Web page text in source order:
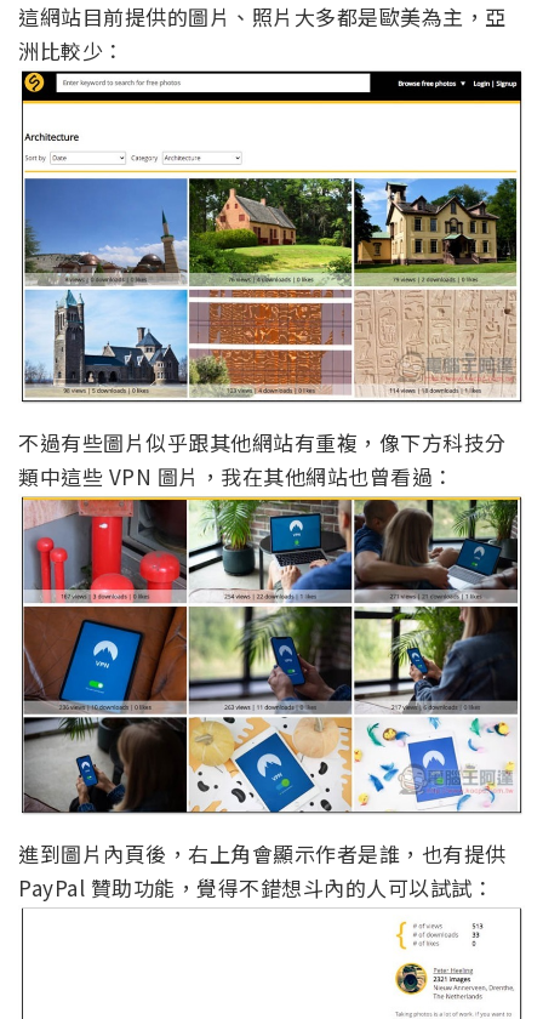
這網站目前提供的圖片、照片大多都是歐美為主，亞
洲比較少：
不過有些圖片似乎跟其他網站有重複，像下方科技分
類中這些 VPN 圖片，我在其他網站也曾看過：
進到圖片內頁後，右上角會顯示作者是誰，也有提供
PayPal 贊助功能，覺得不錯想斗內的人可以試試：